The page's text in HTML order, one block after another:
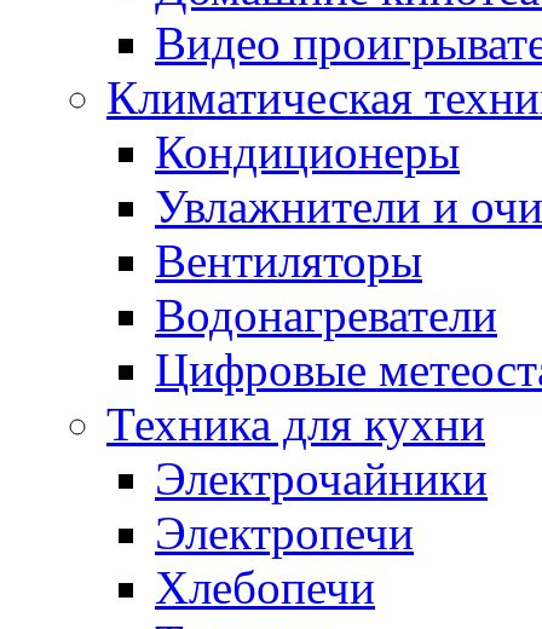
Видео
Климатическая
Кондиционеры
Увлажнители и
Вентиляторы
Водонагреватели
Цифровые
Техника для кухни
Электрочайники
Электропечи
Хлебопечи